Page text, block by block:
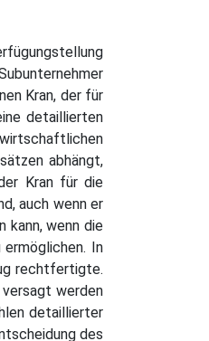
Kran, der für
detaillierten
abhängt,
Kran für die
auch wenn er
kann, wenn die
In
rechtfertigte.
werden
detaillierter
des